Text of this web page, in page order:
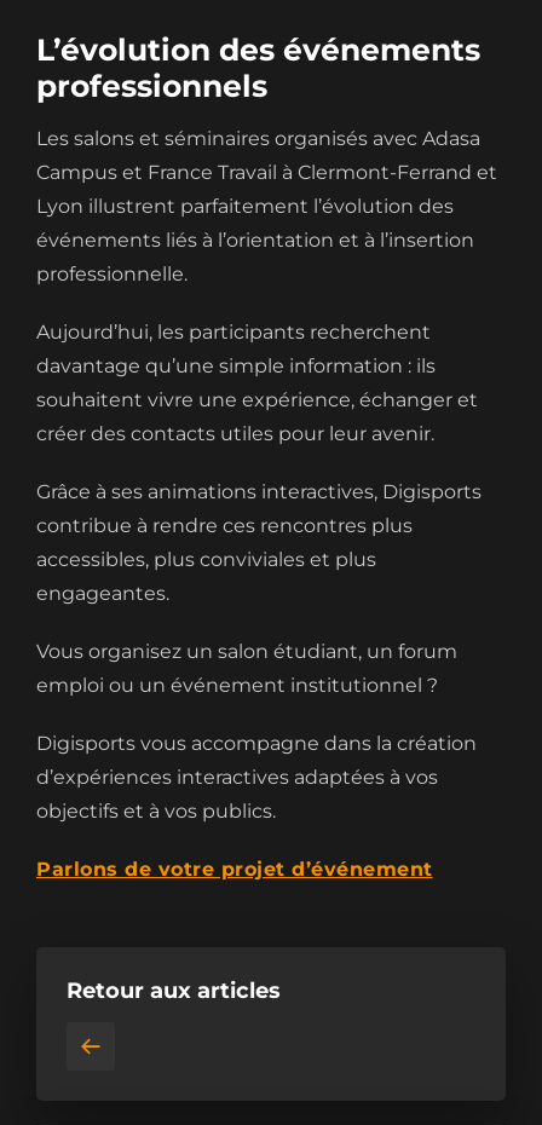
Retour aux articles
L’évolution des événements
professionnels
Les salons et séminaires organisés avec Adasa
Campus et France Travail à Clermont-Ferrand et
Lyon illustrent parfaitement l’évolution des
événements liés à l’orientation et à l’insertion
professionnelle.
Aujourd’hui, les participants recherchent
davantage qu’une simple information : ils
souhaitent vivre une expérience, échanger et
créer des contacts utiles pour leur avenir.
Grâce à ses animations interactives, Digisports
contribue à rendre ces rencontres plus
accessibles, plus conviviales et plus
engageantes.
Vous organisez un salon étudiant, un forum
emploi ou un événement institutionnel ?
Digisports vous accompagne dans la création
d’expériences interactives adaptées à vos
objectifs et à vos publics.
Parlons de votre projet d’événement